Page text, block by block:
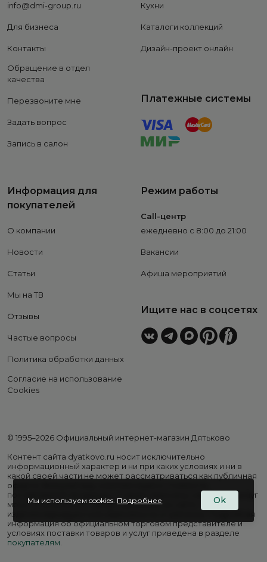
info@dmi-group.ru
Для бизнеса
Контакты
Обращение в отдел
качества
Перезвоните мне
Задать вопрос
Запись в салон
Кухни
Каталоги коллекций
Дизайн-проект онлайн
Платежные системы
Информация для
покупателей
О компании
Новости
Статьи
Мы на ТВ
Отзывы
Частые вопросы
Политика обработки данных
Согласие на использование
Cookies
Режим работы
Call-центр
ежедневно с 8:00 до 21:00
Вакансии
Афиша мероприятий
Ищите нас в соцсетях
© 1995–2026 Официальный интернет-магазин Дятьково
Контент сайта dyatkovo.ru носит исключительно
информационный характер и ни при каких условиях и ни в
какой своей части не может рассматриваться как публичная
оферта. Внешний вид, комплектация и стоимость
поставляемой продукции, а также перечень сервисных услуг
могут отличаться от представленных на сайте. Цены на
изделия варьируются в зависимости от региона. Подробная
информация об официальном торговом представителе и
условиях поставки товаров и услуг приведена в разделе
покупателям.
Мы используем cookies. Подробнее Ok